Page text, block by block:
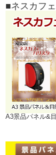
■ネスカフ
A3景品パネル&